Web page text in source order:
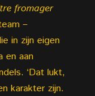
fromager
–
in zijn eigen
en aan
‘Dat lukt,
karakter zijn.